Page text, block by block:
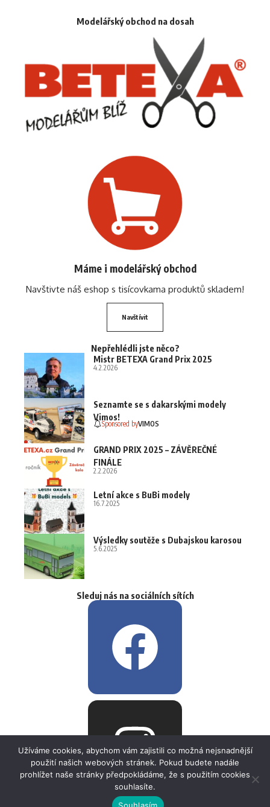
Modelářský obchod na dosah
Máme i modelářský obchod
Navštivte náš eshop s tisícovkama produktů skladem!
Navštívit
Nepřehlédli jste něco?
Mistr BETEXA Grand Prix 2025
4.2.2026
Seznamte se s dakarskými modely
Vimos!
Sponsored byVIMOS
GRAND PRIX 2025 – ZÁVĚREČNÉ
FINÁLE
2.2.2026
Letní akce s BuBi modely
16.7.2025
Výsledky soutěže s Dubajskou karosou
5.6.2025
Sleduj nás na sociálních sítích
Užíváme cookies, abychom vám zajistili co možná nejsnadnější
použití našich webových stránek. Pokud budete nadále
prohlížet naše stránky předpokládáme, že s použitím cookies
souhlasíte.
Souhlasím